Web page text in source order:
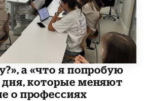
а «что я попробую
дня, которые меняют
о профессиях